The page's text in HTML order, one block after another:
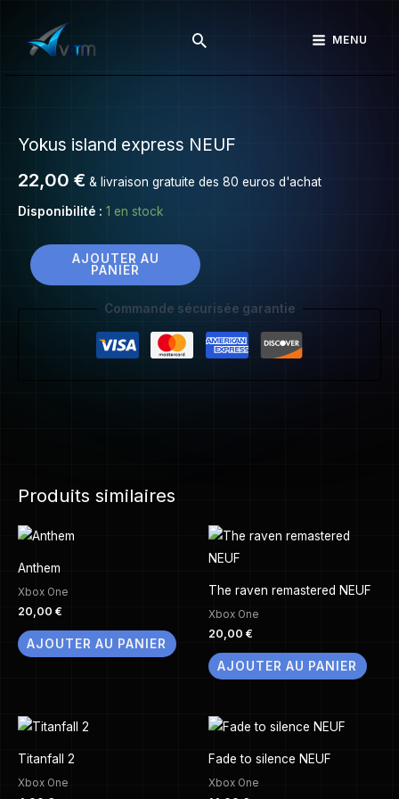
contenu
Rechercher MENU
Yokus island express NEUF
22,00 € & livraison gratuite des 80 euros d'achat
Disponibilité : 1 en stock
Yokus
express
NEUF
AJOUTER AU
PANIER
Commande sécurisée garantie
Produits similaires
Anthem
Xbox One
20,00 €
AJOUTER AU PANIER
The raven remastered NEUF
Xbox One
20,00 €
AJOUTER AU PANIER
Titanfall 2
Xbox One
Fade to silence NEUF
Xbox One
express